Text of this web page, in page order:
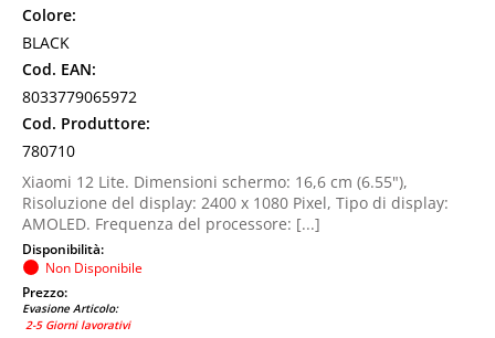
Colore:
BLACK
Cod. EAN:
8033779065972
Cod. Produttore:
780710
Xiaomi 12 Lite. Dimensioni schermo: 16,6 cm (6.55"),
Risoluzione del display: 2400 x 1080 Pixel, Tipo di display:
AMOLED. Frequenza del processore: [...]
Disponibilità:
Non Disponibile
Prezzo:
Evasione Articolo:
2-5 Giorni lavorativi